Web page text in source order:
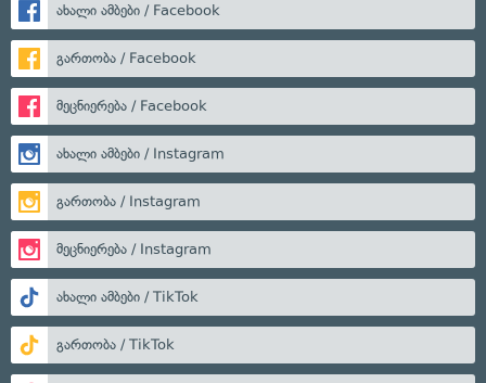
ახალი ამბები / Facebook
გართობა / Facebook
მეცნიერება / Facebook
ახალი ამბები / Instagram
გართობა / Instagram
მეცნიერება / Instagram
ახალი ამბები / TikTok
გართობა / TikTok